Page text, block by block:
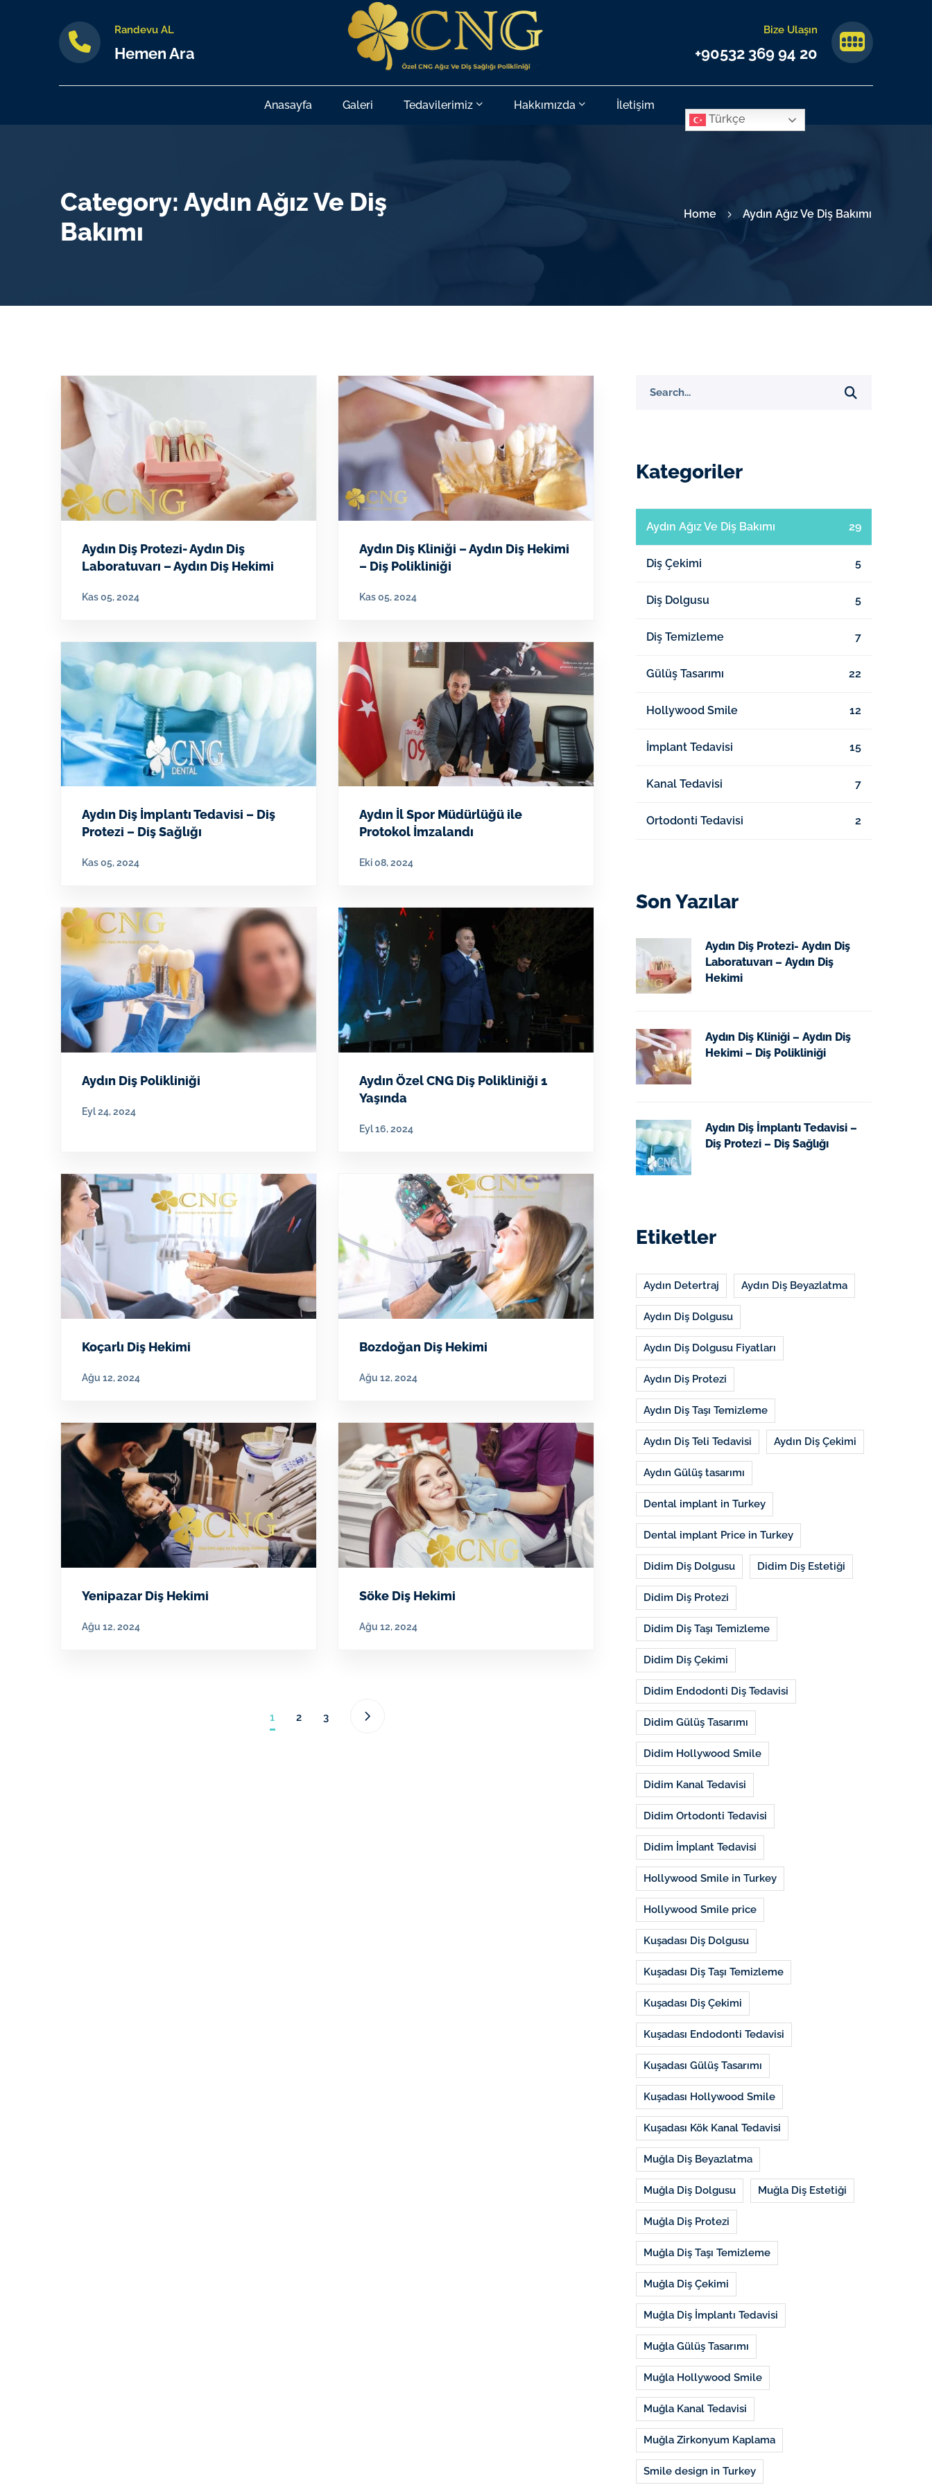
Randevu AL
Hemen Ara
Bize Ulaşın
+90532 369 94 20
Anasayfa Galeri Tedavilerimiz Hakkımızda
İletişim
Türkçe
Category: Aydın Ağız Ve Diş
Bakımı
Home Aydın Ağız Ve Diş Bakımı
Aydın Diş Protezi- Aydın Diş
Laboratuvarı – Aydın Diş Hekimi
Kas 05, 2024
Aydın Diş Kliniği – Aydın Diş Hekimi
– Diş Polikliniği
Kas 05, 2024
Aydın Diş İmplantı Tedavisi – Diş
Protezi – Diş Sağlığı
Kas 05, 2024
Aydın İl Spor Müdürlüğü ile
Protokol İmzalandı
Eki 08, 2024
Aydın Diş Polikliniği
Eyl 24, 2024
Aydın Özel CNG Diş Polikliniği 1
Yaşında
Eyl 16, 2024
Koçarlı Diş Hekimi
Ağu 12, 2024
Bozdoğan Diş Hekimi
Ağu 12, 2024
Yenipazar Diş Hekimi
Ağu 12, 2024
Söke Diş Hekimi
Ağu 12, 2024
1 2 3
Kategoriler
Aydın Ağız Ve Diş Bakımı 29
Diş Çekimi 5
Diş Dolgusu 5
Diş Temizleme 7
Gülüş Tasarımı 22
Hollywood Smile 12
İmplant Tedavisi 15
Kanal Tedavisi 7
Ortodonti Tedavisi 2
Son Yazılar
Aydın Diş Protezi- Aydın Diş
Laboratuvarı – Aydın Diş
Hekimi
Aydın Diş Kliniği – Aydın Diş
Hekimi – Diş Polikliniği
Aydın Diş İmplantı Tedavisi –
Diş Protezi – Diş Sağlığı
Etiketler
Aydın Detertraj Aydın Diş Beyazlatma
Aydın Diş Dolgusu
Aydın Diş Dolgusu Fiyatları
Aydın Diş Protezi
Aydın Diş Taşı Temizleme
Aydın Diş Teli Tedavisi Aydın Diş Çekimi
Aydın Gülüş tasarımı
Dental implant in Turkey
Dental implant Price in Turkey
Didim Diş Dolgusu Didim Diş Estetiği
Didim Diş Protezi
Didim Diş Taşı Temizleme
Didim Diş Çekimi
Didim Endodonti Diş Tedavisi
Didim Gülüş Tasarımı
Didim Hollywood Smile
Didim Kanal Tedavisi
Didim Ortodonti Tedavisi
Didim İmplant Tedavisi
Hollywood Smile in Turkey
Hollywood Smile price
Kuşadası Diş Dolgusu
Kuşadası Diş Taşı Temizleme
Kuşadası Diş Çekimi
Kuşadası Endodonti Tedavisi
Kuşadası Gülüş Tasarımı
Kuşadası Hollywood Smile
Kuşadası Kök Kanal Tedavisi
Muğla Diş Beyazlatma
Muğla Diş Dolgusu Muğla Diş Estetiği
Muğla Diş Protezi
Muğla Diş Taşı Temizleme
Muğla Diş Çekimi
Muğla Diş İmplantı Tedavisi
Muğla Gülüş Tasarımı
Muğla Hollywood Smile
Muğla Kanal Tedavisi
Muğla Zirkonyum Kaplama
Smile design in Turkey